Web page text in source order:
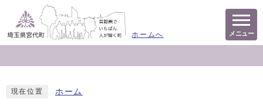
ホームへ メニュー
現在位置 ホーム